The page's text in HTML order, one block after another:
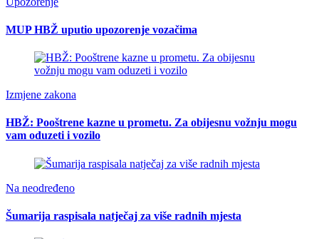
MUP HBŽ uputio upozorenje vozačima
Izmjene zakona
HBŽ: Pooštrene kazne u prometu. Za obijesnu vožnju mogu
vam oduzeti i vozilo
Na neodređeno
Šumarija raspisala natječaj za više radnih mjesta